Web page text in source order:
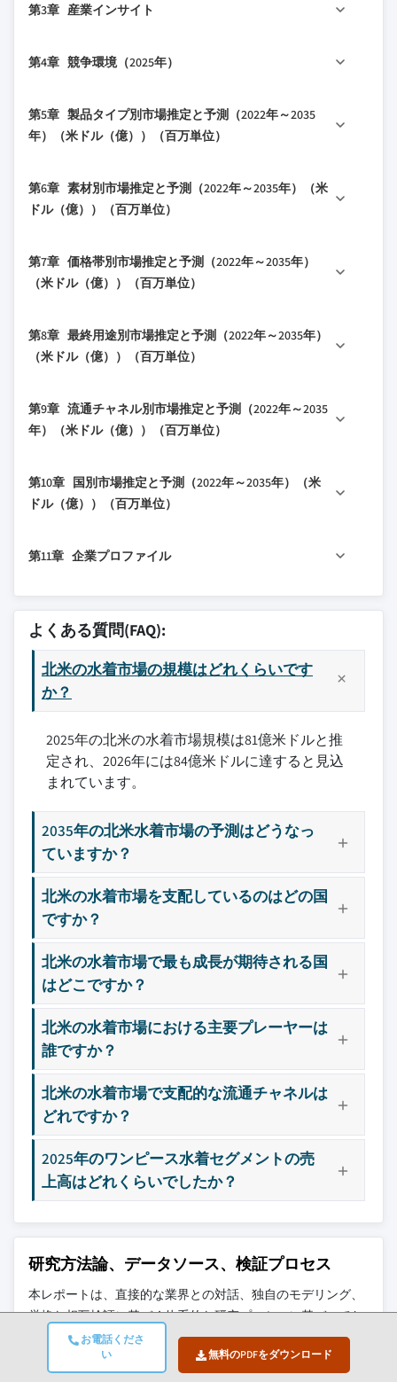
お電話くださ
い
無料のPDFをダウンロード
り組み
1.3 調査の流れと信頼性スコア
1.3.2 スコアリングを構成する要素
1.4 データ収集
1.5 データマイニングソース
1.5.1 有料ソース
1.6 基本推定値と計算
1.6.1 任意のアプローチに対する基準年の計算
1.7.1 定量化された市場影響分析
1.7.1.1 成長パラメータが予測に与える数
1.8 調査の透明性に関する追加資料
1.8.1 ソース属性のフレームワーク
1.9 信頼に対する当社の取り組み
2.2 主要な市場動向
2.2.2 製品タイプ別
2.2.4 価格別
2.2.5 最終用途別
第3章 産業インサイト
3.1.1 サプライヤーの状況
3.1.3 各段階における価値の付加
3.1.4 バリューチェーンに影響を与える要因
3.2.1 成長ドライバー
3.2.1.1 健康とフィットネスに対する意識
3.2.1.2 ビーチ・リゾート観光の急増
3.2.1.3 可処分所得の増加とライフスタイ
3.2.2 産業の落とし穴と課題
3.2.2.1 熾烈な競争とファストファッショ
3.2.2.2 コストとサプライチェーンの変動
3.2.3 機会
インへの重点
3.2.3.2 Eコマースとデジタルの進化によ
3.3 成長ポテンシャル分析
3.5 技術とイノベーションの状況
3.5.1 現在の技術動向
3.5.2 新興技術
3.6 規制環境
3.7 貿易データ分析（HSコード：6112）（有料データ
3.7.1 輸出入数量と価値の動向
3.7.2 主要な貿易回廊とパートナ国
3.7.3 輸出競争力に対する関税の影響
3.7.4 貿易収支分析（2022年～2025年）
3.8 市場へのAIと生成AIの影響
3.8.2 セグメント別のGenAIのユースケースと採
用ロードマップ
3.8.3 リスク、制限、規制上の考慮事項
3.9 価格分析（一次調査による）
3.9.1 過去の価格動向分析（2022年～2025年）
3.9.3 用途セグメント別の価格感度分析
3.10 流通インフラとチャネル浸透の状況（一次調査に
よる）
3.10.1 地域とフォーマット別のチャネルカバレ
る）
3.10.2 最終配送インフラのギャップと新興チャ
ネルシフト
3.11 ポーターの分析
3.13 原材料分析
3.14 消費者行動分析
3.14.1 購買パターン
3.14.2 プレファレンス分析
3.14.3 地域による消費者行動の違い
第4章 競争環境（2025年）
4.2 企業の市場シェア分析
4.2.1 国別
4.2.1.2 カナダ
4.5 競争ポジショニングマトリックス
4.6.2 パートナーシップとコラボレーション
第5章 製品タイプ別市場推定と予測（2022年～2035
年）（米ドル（億））（百万単位）
5.2 ワンピース水着
5.2.1 アスレチック/パフォーマンス用ワンピー
5.2.2 ファッション/レジャー用ワンピース
5.3 トップスとボトムスのセパレーツ
5.3.2 ハイウエストのセパレーツ
5.3.3 従来型のセパレーツ
5.4.1 ブリーフスタイル
5.4.2 スクエアカット
5.5 ビキニ
5.5.1 トライアングルビキニ
5.5.3 スポーツビキニ
5.6.1 ボードショーツ
5.6.2 ハイブリッドショーツ
5.6.3 その他
5.7 その他
第6章 素材別市場推定と予測（2022年～2035年）（米
ドル（億））（百万単位）
6.2 ポリエステル/ナイロン
6.3 スパンデックス
6.5 コットン
第7章 価格帯別市場推定と予測（2022年～2035年）
（米ドル（億））（百万単位）
7.2 ロープライス帯
7.3 ミドルプライス帯
第8章 最終用途別市場推定と予測（2022年～2035年）
（米ドル（億））（百万単位）
8.2 男性
8.3 女性
第9章 流通チャネル別市場推定と予測（2022年～2035
年）（米ドル（億））（百万単位）
9.2 オンライン
9.2.1 Eコマース
9.3 オフライン
第10章 国別市場推定と予測（2022年～2035年）（米
ドル（億））（百万単位）
10.2 米国
第11章 企業プロファイル
11.1.2 アリーナ・ノースアメリカ
11.1.3 クリスタル・インターナショナル・
11.1.4 ランズ・エンド
11.1.5 ナイキ
11.1.6 PVHコーポレーション
11.1.7 スピード・インターナショナル・リ
ミテッド
11.2 地域企業
11.2.1 アクイロン・スポーツウェア
ナル
11.2.4 ラ・ジョラ・グループ
11.2.5 ミラクルスーツ
11.2.6 スイムスーツ・フォー・オール
11.2.7 タイア・スポーツ
11.3 新興企業
11.3.1 アフィックス・アパレル・グループ
11.3.2 アンディー・スイム
11.3.3 JOLYN
11.3.4 レフティ・プロダクション・カンパ
ニー
11.3.5 メアリーシア・スイム
11.3.6 オニア
主要な競合他社が見当たりませんか？
このレポートに掲載されている企業は厳選さ
れたものであり、競合全体を網羅するもので
はありません。
よくある質問(FAQ):
北米の水着市場の規模はどれくらいです
か？
2025年の北米の水着市場規模は81億米ドルと推
定され、2026年には84億米ドルに達すると見込
まれています。
2035年の北米水着市場の予測はどうなっ
ていますか？
北米の水着市場を支配しているのはどの国
ですか？
北米の水着市場で最も成長が期待される国
はどこですか？
北米の水着市場における主要プレーヤーは
誰ですか？
北米の水着市場で支配的な流通チャネルは
どれですか？
2025年のワンピース水着セグメントの売
上高はどれくらいでしたか？
研究方法論、データソース、検証プロセス
本レポートは、直接的な業界との対話、独自のモデリング、
厳格な相互検証に基づく体系的な研究プロセスに基づいてお
り、単なる机上調査ではありません。
6ステップの研究プロセス